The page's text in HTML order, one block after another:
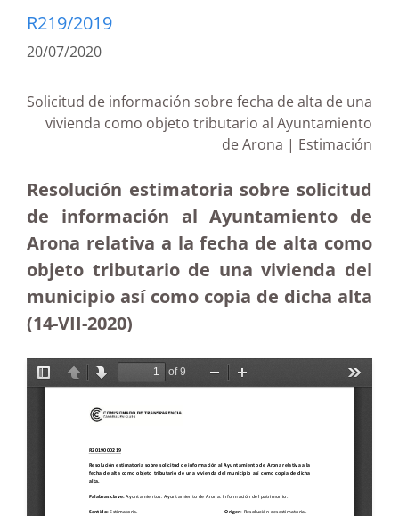
R219/2019
20/07/2020
Solicitud de información sobre fecha de alta de una
vivienda como objeto tributario al Ayuntamiento
de Arona | Estimación
Resolución estimatoria sobre solicitud
de información al Ayuntamiento de
Arona relativa a la fecha de alta como
objeto tributario de una vivienda del
municipio así como copia de dicha alta
(14-VII-2020)